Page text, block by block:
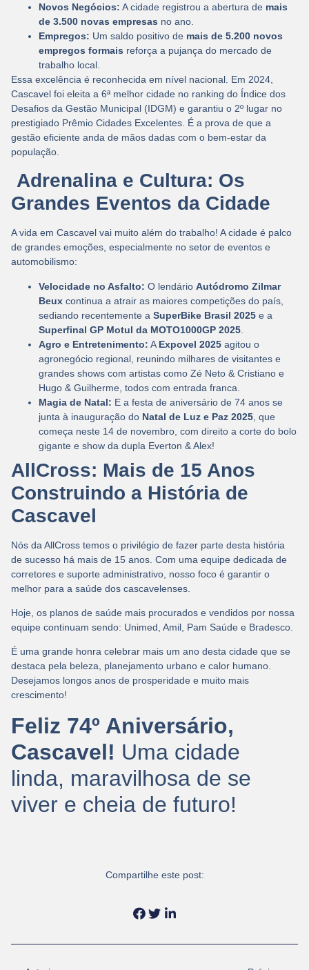
Novos Negócios: A cidade registrou a abertura de mais
de 3.500 novas empresas no ano.
Empregos: Um saldo positivo de mais de 5.200 novos
empregos formais reforça a pujança do mercado de
trabalho local.
Essa excelência é reconhecida em nível nacional. Em 2024,
Cascavel foi eleita a 6ª melhor cidade no ranking do Índice dos
Desafios da Gestão Municipal (IDGM) e garantiu o 2º lugar no
prestigiado Prêmio Cidades Excelentes. É a prova de que a
gestão eficiente anda de mãos dadas com o bem-estar da
população.
Adrenalina e Cultura: Os
Grandes Eventos da Cidade
A vida em Cascavel vai muito além do trabalho! A cidade é palco
de grandes emoções, especialmente no setor de eventos e
automobilismo:
Velocidade no Asfalto: O lendário Autódromo Zilmar
Beux continua a atrair as maiores competições do país,
sediando recentemente a SuperBike Brasil 2025 e a
Superfinal GP Motul da MOTO1000GP 2025
Agro e Entretenimento: A Expovel 2025 agitou o
agronegócio regional, reunindo milhares de visitantes e
grandes shows com artistas como Zé Neto & Cristiano e
Hugo & Guilherme, todos com entrada franca.
Magia de Natal: E a festa de aniversário de 74 anos se
junta à inauguração do Natal de Luz e Paz 2025 , que
começa neste 14 de novembro, com direito a corte do bolo
gigante e show da dupla Everton & Alex!
AllCross: Mais de 15 Anos
Construindo a História de
Cascavel
Nós da AllCross temos o privilégio de fazer parte desta história
de sucesso há mais de 15 anos . Com uma equipe dedicada de
corretores e suporte administrativo, nosso foco é garantir o
melhor para a saúde dos cascavelenses.
Hoje, os planos de saúde mais procurados e vendidos por nossa
equipe continuam sendo: Unimed, Amil, Pam Saúde e Bradesco
É uma grande honra celebrar mais um ano desta cidade que se
destaca pela beleza, planejamento urbano e calor humano.
Desejamos longos anos de prosperidade e muito mais
crescimento!
Feliz 74º Aniversário,
Cascavel! Uma cidade
linda, maravilhosa de se
viver e cheia de futuro!
Compartilhe este post: